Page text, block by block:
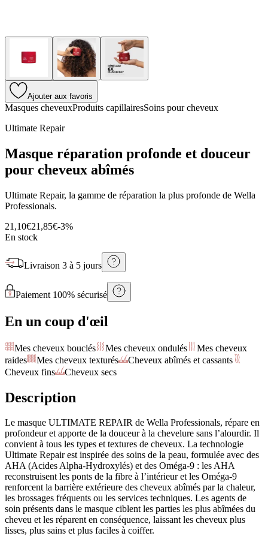
Ajouter aux favoris
Masques cheveuxProduits capillairesSoins pour cheveux
Ultimate Repair
Masque réparation profonde et douceur
pour cheveux abîmés
Ultimate Repair, la gamme de réparation la plus profonde de Wella
Professionals.
21,10€21,85€-3%
En stock
Livraison 3 à 5 jours
Paiement 100% sécurisé
En un coup d'œil
Mes cheveux bouclés Mes cheveux ondulés
Mes cheveux
raides
Mes cheveux texturés
Cheveux abîmés et cassants
Cheveux fins
Cheveux secs
Description
Le masque ULTIMATE REPAIR de Wella Professionals, répare en
profondeur et apporte de la douceur à la chevelure sans l’alourdir. Il
convient à tous les types et textures de cheveux. La technologie
Ultimate Repair est inspirée des soins de la peau, formulée avec des
AHA (Acides Alpha-Hydroxylés) et des Oméga-9 : les AHA
reconstruisent les ponts de la fibre à l’intérieur et les Oméga-9
renforcent la barrière extérieure des cheveux abîmés par la chaleur,
les brossages fréquents ou les services techniques. Les agents de
soin présents dans le masque ciblent les parties les plus abîmées du
cheveu et les réparent en conséquence, laissant les cheveux plus
lisses, plus sains et plus faciles à coiffer.